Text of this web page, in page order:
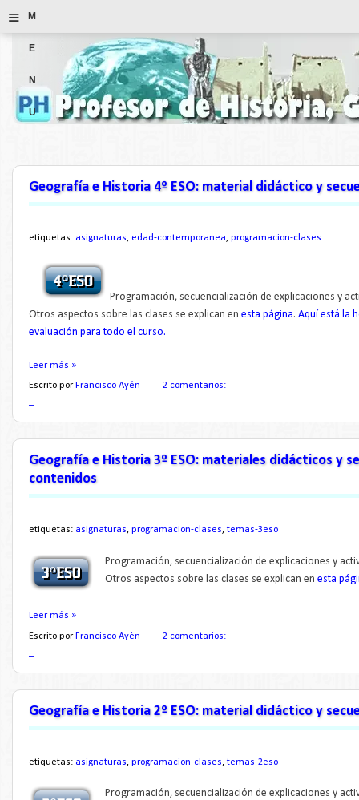
≡ M
E
N
U
Geografía e Historia 4º ESO: material didáctico y
etiquetas: asignaturas, edad-contemporanea, programacion-clases
Programación, secuencialización de explicaciones y
Otros aspectos sobre las clases se explican en esta página. Aquí está la
evaluación para todo el curso.
Leer más »
Escrito porFrancisco Ayén
2 comentarios:
Geografía e Historia 3º ESO: materiales didácticos y
contenidos
etiquetas: asignaturas, programacion-clases, temas-3eso
Programación, secuencialización de explicaciones y
Otros aspectos sobre las clases se explican en esta
Leer más »
Escrito por Francisco Ayén
2 comentarios:
Geografía e Historia 2º ESO: material didáctico y
etiquetas: asignaturas, programacion-clases, temas-2eso
Programación, secuencialización de explicaciones y